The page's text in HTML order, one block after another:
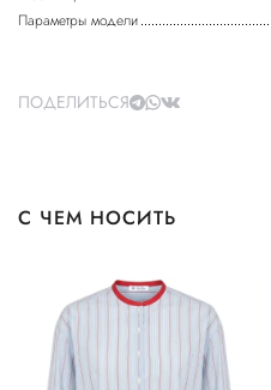
Параметры модели
ПОДЕЛИТЬСЯ
С ЧЕМ НОСИТЬ